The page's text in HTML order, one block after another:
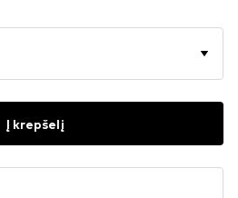
Į krepšelį